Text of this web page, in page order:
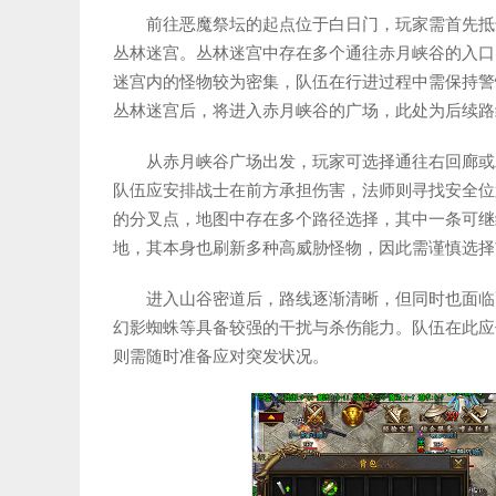
前往恶魔祭坛的起点位于白日门，玩家需首先
丛林迷宫。丛林迷宫中存在多个通往赤月峡谷的入
迷宫内的怪物较为密集，队伍在行进过程中需保持
丛林迷宫后，将进入赤月峡谷的广场，此处为后续
从赤月峡谷广场出发，玩家可选择通往右回廊
队伍应安排战士在前方承担伤害，法师则寻找安全
的分叉点，地图中存在多个路径选择，其中一条可
地，其本身也刷新多种高威胁怪物，因此需谨慎选
进入山谷密道后，路线逐渐清晰，但同时也面
幻影蜘蛛等具备较强的干扰与杀伤能力。队伍在此
则需随时准备应对突发状况。